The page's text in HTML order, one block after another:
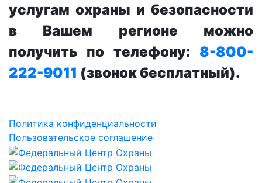
услугам охраны и безопасности
в Вашем регионе можно
получить по телефону: 8-800-
222-9011 (звонок бесплатный).
Политика конфиденциальности
Пользовательское соглашение